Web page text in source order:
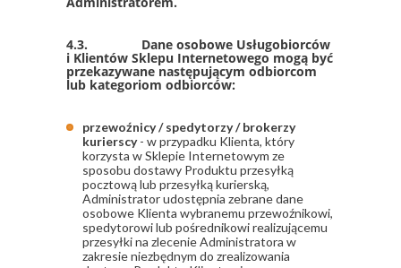
4.3. Dane osobowe Usługobiorców
i Klientów Sklepu Internetowego mogą być
przekazywane następującym odbiorcom
lub kategoriom odbiorców:
przewoźnicy / spedytorzy / brokerzy
kurierscy- w przypadku Klienta, który
korzysta w Sklepie Internetowym ze
sposobu dostawy Produktu przesyłką
pocztową lub przesyłką kurierską,
Administrator udostępnia zebrane dane
osobowe Klienta wybranemu przewoźnikowi,
spedytorowi lub pośrednikowi realizującemu
przesyłki na zlecenie Administratora w
zakresie niezbędnym do zrealizowania